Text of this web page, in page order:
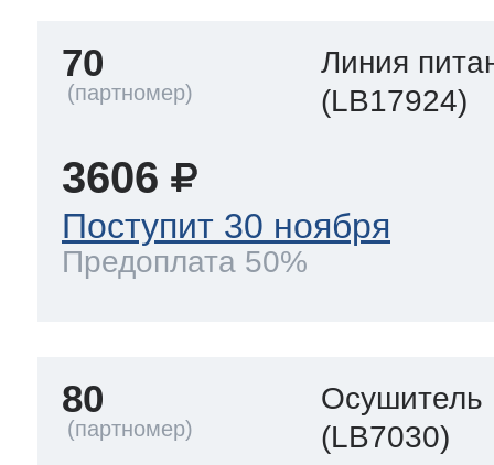
70
Линия
(LB17924)
3606
Поступит 30 ноября
Предоплата 50%
80
Осушитель
(LB7030)